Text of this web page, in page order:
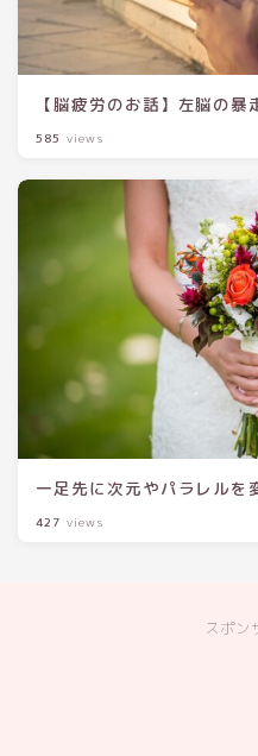
【脳疲労のお話】左脳の
585 views
一足先に次元やパラレル
427 views
スポン